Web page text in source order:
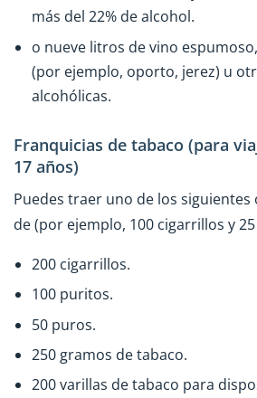
más del 22% de alcohol.
o nueve litros de vino
(por ejemplo, oporto, jerez) u
alcohólicas.
Franquicias de tabaco (para
17 años)
Puedes traer uno de los
de (por ejemplo, 100 cigarrillos y
200 cigarrillos.
100 puritos.
50 puros.
250 gramos de tabaco.
200 varillas de tabaco para